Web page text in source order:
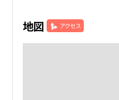
地図 アクセス